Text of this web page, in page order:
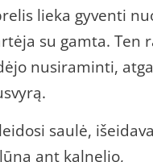
lieka gyventi
su gamta. Ten
nusiraminti,
saulė,
ant kalnelio,